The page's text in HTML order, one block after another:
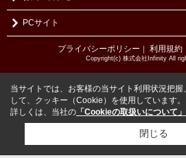
PCサイト
プライバシーポリシー ｜ 利用規約
Copyright(c) 株式会社Infinity All
当サイトでは、お客様の当サイト利用状況把
して、クッキー（Cookie）を使用しています。
詳しくは、当社の 「Cookieの取扱いについて」
閉じる